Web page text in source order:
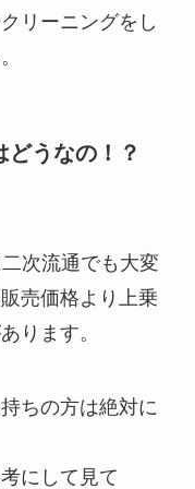
リーニングをし
どうなの！？
次流通でも大変
売価格より上乗
ります。
ちの方は絶対に
にして見て